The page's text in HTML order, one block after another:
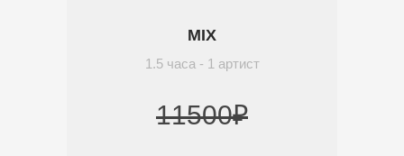
MIX
1.5 часа - 1 артист
11500₽